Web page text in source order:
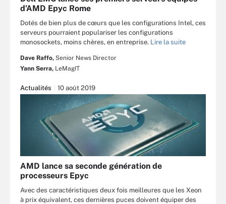
d’AMD Epyc Rome
Dotés de bien plus de cœurs que les configurations Intel, ces
serveurs pourraient populariser les configurations
monosockets, moins chères, en entreprise. Lire la suite
Dave Raffo, Senior News Director
Yann Serra, LeMagIT
Actualités 10 août 2019
AMD lance sa seconde génération de
processeurs Epyc
Avec des caractéristiques deux fois meilleures que les Xeon
à prix équivalent, ces dernières puces doivent équiper des